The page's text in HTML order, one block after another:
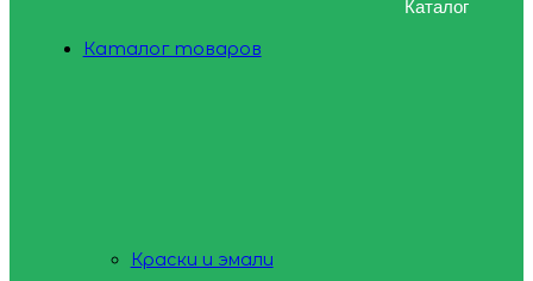
Каталог
Каталог товаров
Краски и эмали